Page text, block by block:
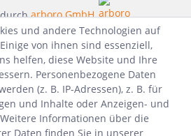
durcharboro GmbH
und andere Technologien auf
von ihnen sind essenziell,
helfen, diese Website und Ihre
Personenbezogene Daten
(z. B. IP-Adressen), z. B. für
und Inhalte oder Anzeigen- und
Informationen über die
Daten finden Sie in unserer